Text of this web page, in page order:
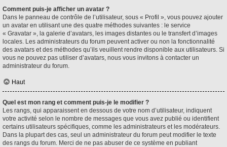
Comment puis-je afficher un avatar ?
Dans le panneau de contrôle de l’utilisateur, sous « Profil », vous pouvez ajouter
un avatar en utilisant une des quatre méthodes suivantes : le service
« Gravatar », la galerie d’avatars, les images distantes ou le transfert d’images
locales. Les administrateurs du forum peuvent activer ou non la fonctionnalité
des avatars et des méthodes qu’ils veuillent rendre disponible aux utilisateurs. Si
vous ne pouvez pas utiliser d’avatars, nous vous invitons à contacter un
administrateur du forum.
Haut
Quel est mon rang et comment puis-je le modifier ?
Les rangs, qui apparaissent en dessous de votre nom d’utilisateur, indiquent
votre activité selon le nombre de messages que vous avez publié ou identifient
certains utilisateurs spécifiques, comme les administrateurs et les modérateurs.
Dans la plupart des cas, seul un administrateur du forum peut modifier le texte
des rangs du forum. Merci de ne pas abuser de ce système en publiant